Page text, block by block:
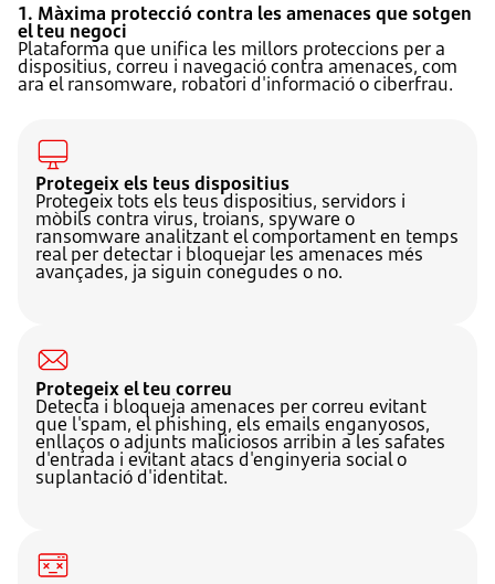
1. Màxima protecció contra les amenaces que sotgen
el teu negoci
Plataforma que unifica les millors proteccions per a
dispositius, correu i navegació contra amenaces, com
ara el ransomware, robatori d'informació o ciberfrau.
Protegeix els teus dispositius
Protegeix tots els teus dispositius, servidors i
mòbils contra virus, troians, spyware o
ransomware analitzant el comportament en temps
real per detectar i bloquejar les amenaces més
avançades, ja siguin conegudes o no.
Protegeix el teu correu
Detecta i bloqueja amenaces per correu evitant
que l'spam, el phishing, els emails enganyosos,
enllaços o adjunts maliciosos arribin a les safates
d'entrada i evitant atacs d'enginyeria social o
suplantació d'identitat.